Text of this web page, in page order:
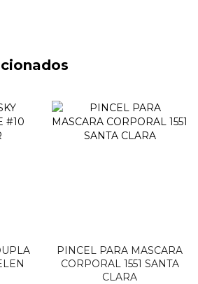
PINCEL PARA MASCARA
CORPORAL 1551 SANTA
CLARA